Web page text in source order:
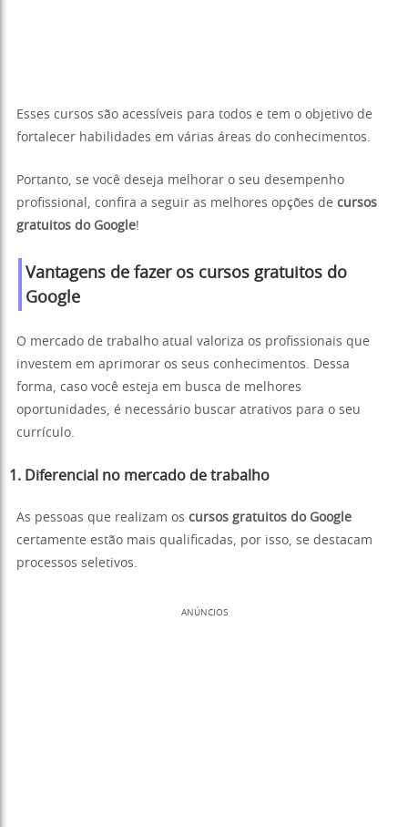
Esses cursos são acessíveis para todos e tem o objetivo de
fortalecer habilidades em várias áreas do conhecimentos.
Portanto, se você deseja melhorar o seu desempenho
profissional, confira a seguir as melhores opções de cursos
gratuitos do Google!
Vantagens de fazer os cursos gratuitos do
Google
O mercado de trabalho atual valoriza os profissionais que
investem em aprimorar os seus conhecimentos. Dessa
forma, caso você esteja em busca de melhores
oportunidades, é necessário buscar atrativos para o seu
currículo.
1. Diferencial no mercado de trabalho
As pessoas que realizam os cursos gratuitos do Google
certamente estão mais qualificadas, por isso, se destacam
processos seletivos.
ANÚNCIOS